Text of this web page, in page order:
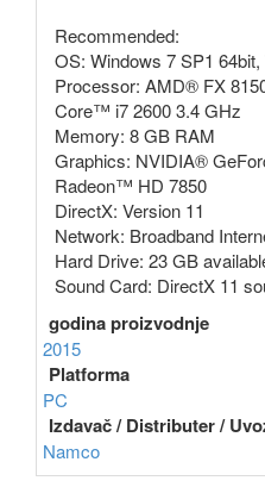
Recommended:
OS: Windows 7 SP1
Processor: AMD® FX
Core™ i7 2600 3.4 GHz
Memory: 8 GB RAM
Graphics: NVIDIA®
Radeon™ HD 7850
DirectX: Version 11
Network: Broadband
Hard Drive: 23 GB
Sound Card: DirectX 11
godina proizvodnje
2015
Platforma
PC
Izdavač / Distributer /
Namco